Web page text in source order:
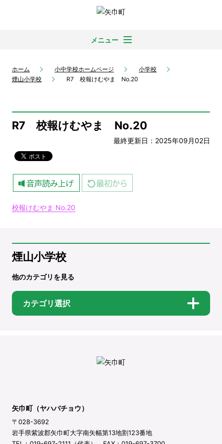
メニュー
ホーム 小中学校ホームページ
小学校
煙山小学校
R7 校報けむやま No.20
R7 校報けむやま No.20
最終更新日：2025年09月02日
校報けむやま No.20
煙山小学校
他のカテゴリを見る
カテゴリ選択
矢巾町（ヤハバチョウ）
〒028-3692
岩手県紫波郡矢巾町大字南矢幅第13地割123番地